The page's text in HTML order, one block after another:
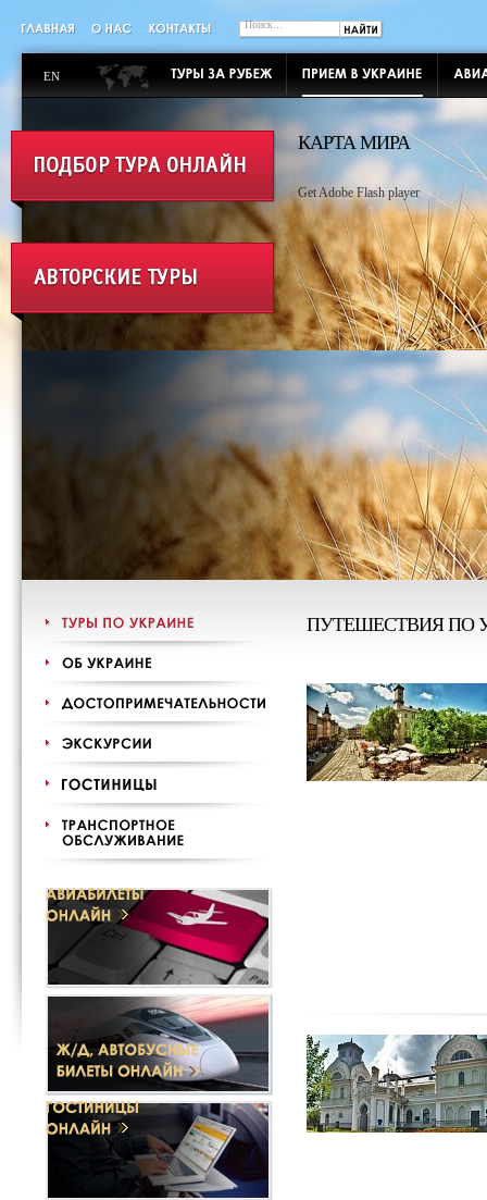
EN
КАРТА МИРА
Get Adobe Flash player
ПУТЕШЕСТВИЯ ПО